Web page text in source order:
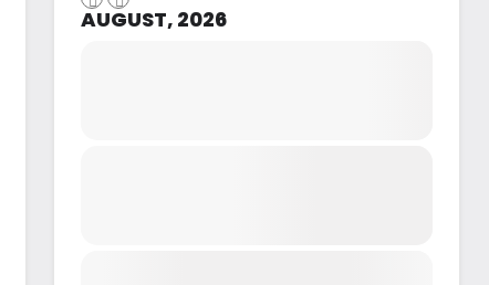
AUGUST, 2026